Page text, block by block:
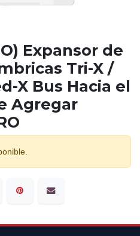
Expansor de
Tri-X /
X Bus Hacia el
Agregar